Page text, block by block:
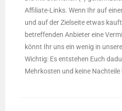
Affiliate-Links. Wenn Ihr auf
und auf der Zielseite etwas
betreffenden Anbieter eine
könnt Ihr uns ein wenig in
Wichtig: Es entstehen Euch
Mehrkosten und keine Nachteile